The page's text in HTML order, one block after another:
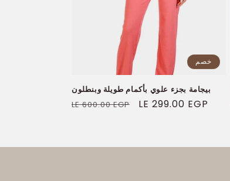
خصم
بيجامة بجزء علوي بأكمام طويلة وبنطلون
السعر
LE 600.00 EGP
سعر
LE 299.00 EGP